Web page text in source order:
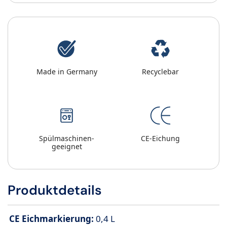
Made in Germany Recyclebar
Spülmaschinen-
geeignet
CE-Eichung
Produktdetails
CE Eichmarkierung: 0,4 L